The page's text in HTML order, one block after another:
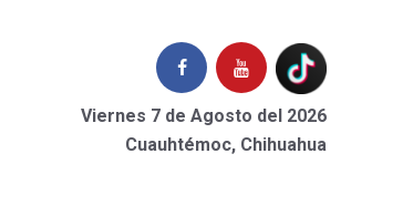
Viernes 7 de Agosto del 2026
Cuauhtémoc, Chihuahua